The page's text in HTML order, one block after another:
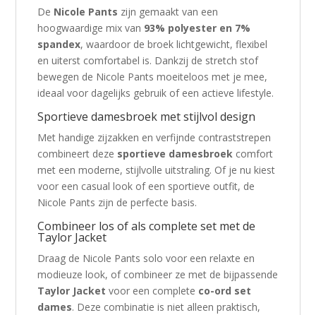
De Nicole Pants zijn gemaakt van een
hoogwaardige mix van 93% polyester en 7%
spandex, waardoor de broek lichtgewicht, flexibel
en uiterst comfortabel is. Dankzij de stretch stof
bewegen de Nicole Pants moeiteloos met je mee,
ideaal voor dagelijks gebruik of een actieve lifestyle.
Sportieve damesbroek met stijlvol design
Met handige zijzakken en verfijnde contraststrepen
combineert deze sportieve damesbroek comfort
met een moderne, stijlvolle uitstraling. Of je nu kiest
voor een casual look of een sportieve outfit, de
Nicole Pants zijn de perfecte basis.
Combineer los of als complete set met de
Taylor Jacket
Draag de Nicole Pants solo voor een relaxte en
modieuze look, of combineer ze met de bijpassende
Taylor Jacket voor een complete co-ord set
dames. Deze combinatie is niet alleen praktisch,